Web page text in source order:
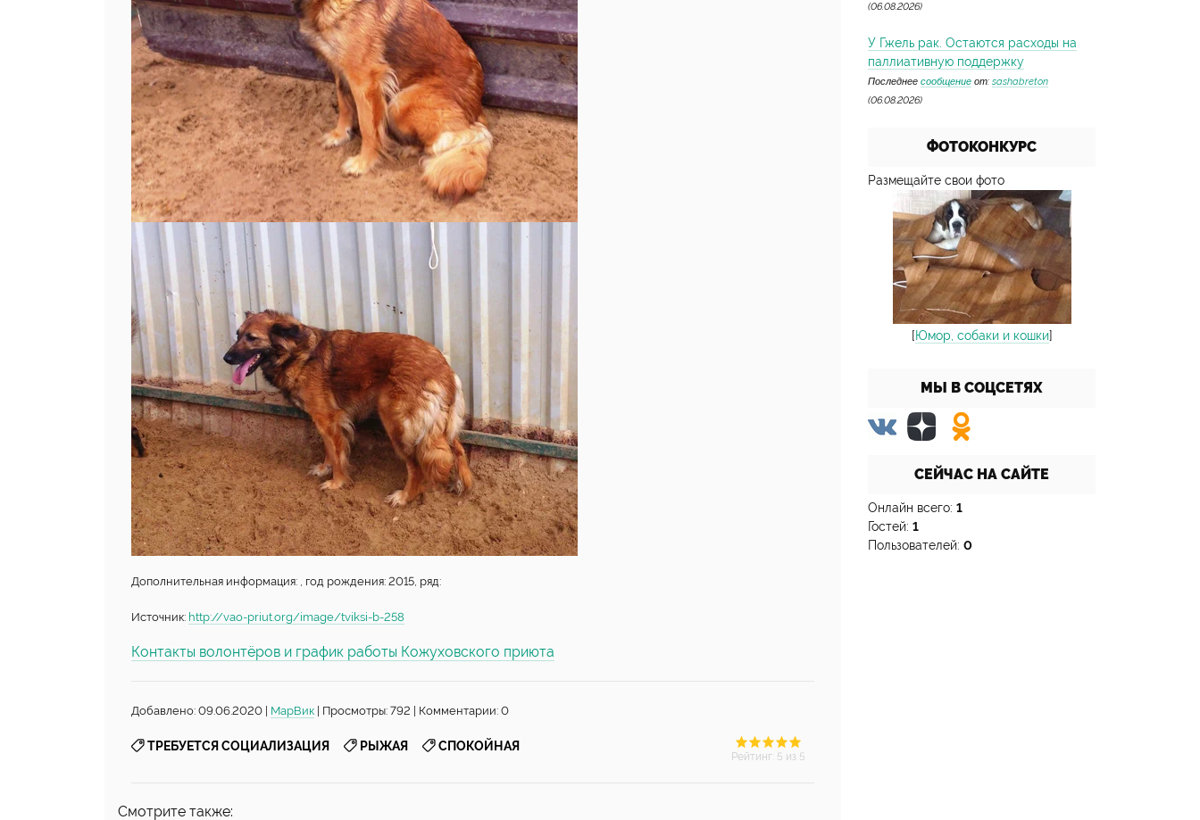
Дополнительная информация: , год рождения: 2015, ряд:
Источник: http://vao-priut.org/image/tviksi-b-258
Контакты волонтёров и график работы Кожуховского приюта
Добавлено: 09.06.2020 | МарВик | Просмотры: 792 | Комментарии: 0
ТРЕБУЕТСЯ СОЦИАЛИЗАЦИЯ РЫЖАЯ СПОКОЙНАЯ
Рейтинг 5 из 5
Смотрите также:
(06.08.2026)
У Гжель рак. Остаются расходы на
паллиативную поддержку
Последнее сообщение от: sashabreton
(06.08.2026)
ФОТОКОНКУРС
Размещайте свои фото
[Юмор, собаки и кошки]
МЫ В СОЦСЕТЯХ
СЕЙЧАС НА САЙТЕ
Онлайн всего: 1
Гостей: 1
Пользователей: 0